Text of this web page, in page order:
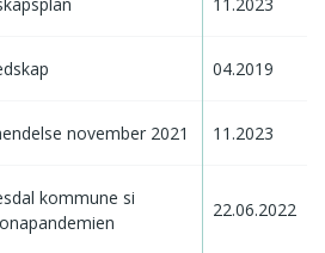
11.2023
04.2019
november 2021 11.2023
kommune si
22.06.2022